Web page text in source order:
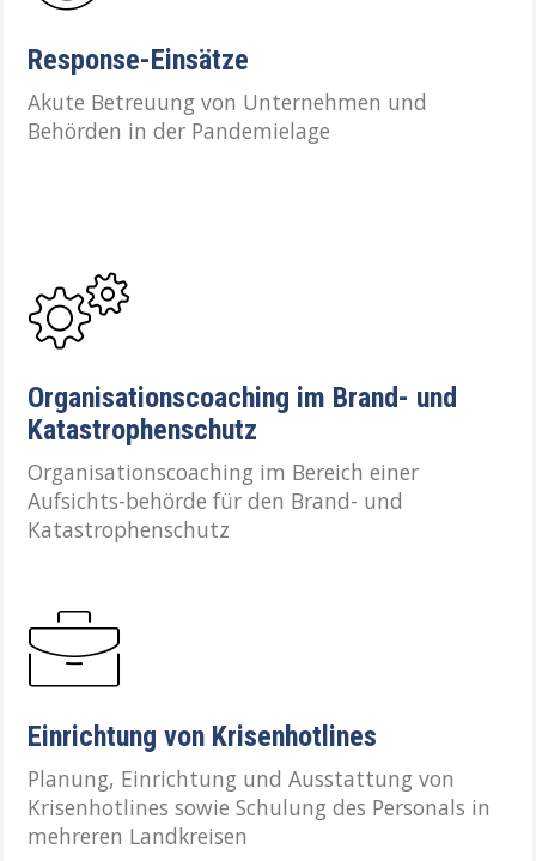
Response-Einsätze
Akute Betreuung von Unternehmen und
Behörden in der Pandemielage
Organisationscoaching im Brand- und
Katastrophenschutz
Organisationscoaching im Bereich einer
Aufsichts-behörde für den Brand- und
Katastrophenschutz
Einrichtung von Krisenhotlines
Planung, Einrichtung und Ausstattung von
Krisenhotlines sowie Schulung des Personals in
mehreren Landkreisen